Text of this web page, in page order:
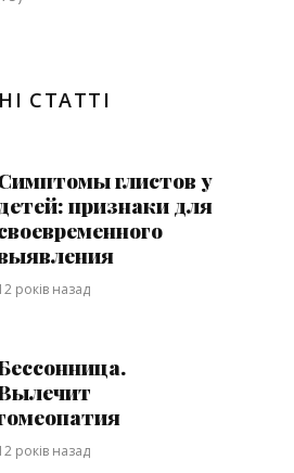
СТАТТІ
глистов у
детей: признаки для
років назад
років назад